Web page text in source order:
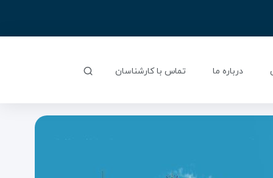
درباره ما تماس با کارشناسان